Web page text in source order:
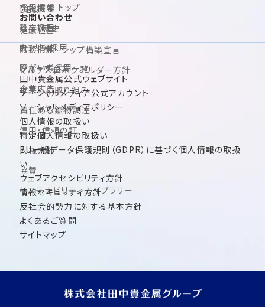
DE&I
健康経営
パートナーシップ構築宣言
マルチステークホルダー方針
未来への取り組み
責任ある鉱物調達
信用・信頼の証
人権方針
協賛
サステナビリティ ライブラリー
会社概要
沿革・歴史
財務情報
グループ企業一覧
企業広告
採用情報 トップ
新卒採用
キャリア採用
障がい者採用
お問い合わせ
田中貴金属公式ウェブサイト
ソーシャルメディア公式アカウント
ソーシャルメディアポリシー
個人情報の取扱い
特定個人情報の取扱い
EU一般データ保護規則（GDPR）に基づく個人情報の取扱
い
ウェブアクセシビリティ方針
情報セキュリティ方針
反社会的勢力に対する基本方針
よくあるご質問
サイトマップ